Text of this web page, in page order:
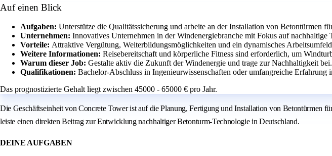
Auf einen Blick
Aufgaben: Unterstütze die Qualitätssicherung und arbeite an der Installation von Betontürmen
Unternehmen: Innovatives Unternehmen in der Windenergiebranche mit Fokus auf nachhaltige
Vorteile: Attraktive Vergütung, Weiterbildungsmöglichkeiten und ein dynamisches
Weitere Informationen: Reisebereitschaft und körperliche Fitness sind erforderlich, um
Warum dieser Job: Gestalte aktiv die Zukunft der Windenergie und trage zur Nachhaltigkeit bei.
Qualifikationen: Bachelor-Abschluss in Ingenieurwissenschaften oder umfangreiche Erfahrung
Das prognostizierte Gehalt liegt zwischen 45000 - 65000 € pro Jahr.
Die Geschäftseinheit von Concrete Tower ist auf die Planung, Fertigung und Installation von Betontürmen
leiste einen direkten Beitrag zur Entwicklung nachhaltiger Betonturm-Technologie in Deutschland.
DEINE AUFGABEN